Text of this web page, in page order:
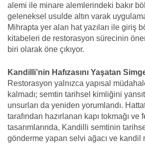
alemi ile minare alemlerindeki bakır
geleneksel usulde altın varak
Mihrapta yer alan hat yazıları ile giriş
kitabeleri de restorasyon sürecinin
biri olarak öne çıkıyor.
Kandilli’nin Hafızasını Yaşatan
Restorasyon yalnızca yapısal
kalmadı; semtin tarihsel kimliğini
unsurları da yeniden yorumlandı.
tarafından hazırlanan kapı tokmağı ve
tasarımlarında, Kandilli semtinin
gönderme yapan selvi ağacı ve kandil